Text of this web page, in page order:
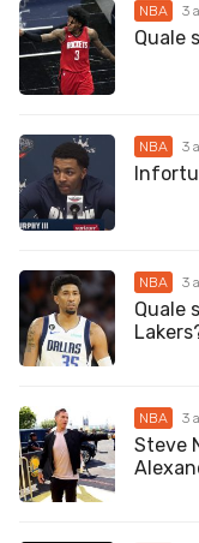
NBA 3
Quale
NBA 3
NBA 3
Quale
NBA 3
Steve